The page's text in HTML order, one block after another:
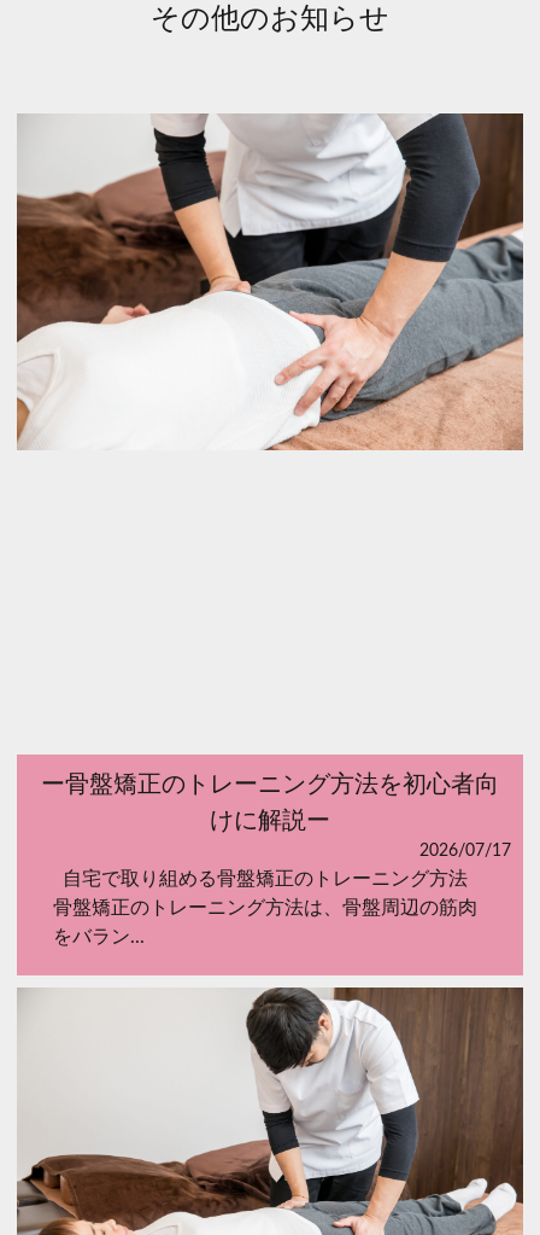
その他のお知らせ
ー骨盤矯正のトレーニング方法を初心者向
けに解説ー
2026/07/17
自宅で取り組める骨盤矯正のトレーニング方法
骨盤矯正のトレーニング方法は、骨盤周辺の筋肉
をバラン...